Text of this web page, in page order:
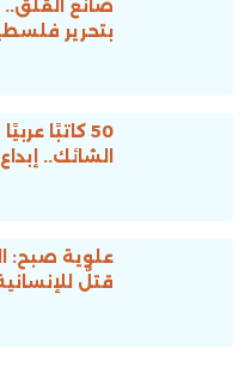
صانع القلق..
بتحرير
50 كاتبًا
الشائك..
علوية صبح:
قتلٌ